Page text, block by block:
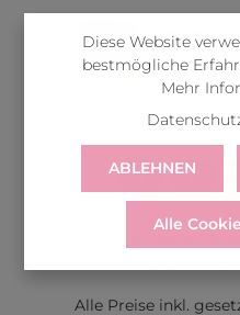
Alle Preise inkl.
Diese Website
bestmögliche
Mehr
ABLEHNEN
Alle